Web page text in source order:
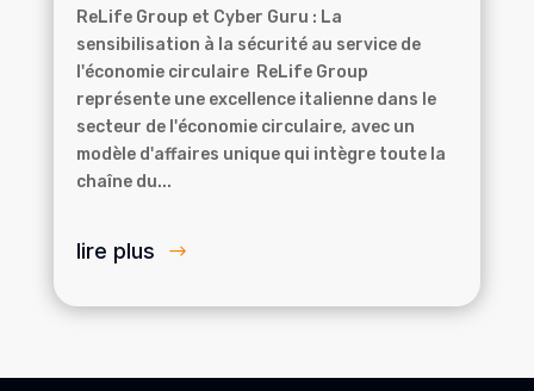
ReLife Group et Cyber Guru : La
sensibilisation à la sécurité au service de
l'économie circulaire ReLife Group
représente une excellence italienne dans le
secteur de l'économie circulaire, avec un
modèle d'affaires unique qui intègre toute la
chaîne du...
lire plus